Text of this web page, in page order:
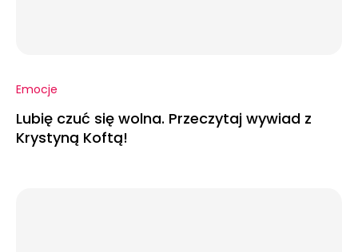
Emocje
Lubię czuć się wolna. Przeczytaj wywiad z
Krystyną Koftą!